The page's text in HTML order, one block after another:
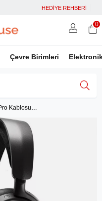
HEDİYE REHBERİ
Çevre Birimleri
Google İle Bağlan
0
SteelSeries Arctis Nova Pro Kablosuz Kulaklık